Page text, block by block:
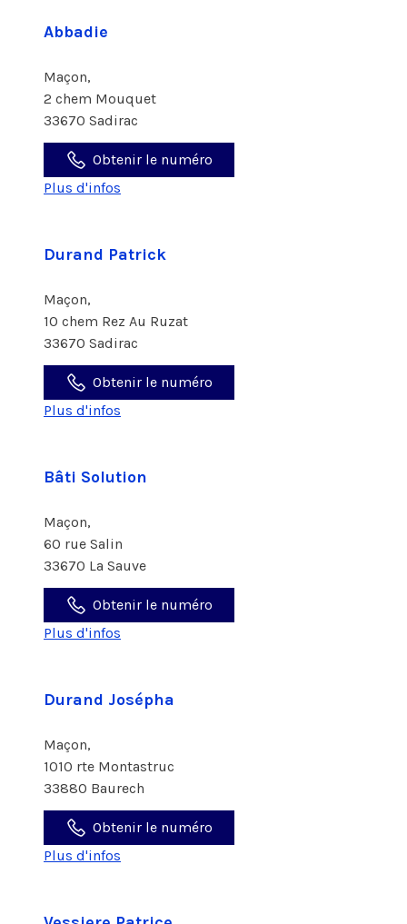
Abbadie
Maçon,
2 chem Mouquet
33670 Sadirac
Obtenir le numéro
Plus d'infos
Durand Patrick
Maçon,
10 chem Rez Au Ruzat
33670 Sadirac
Obtenir le numéro
Plus d'infos
Bâti Solution
Maçon,
60 rue Salin
33670 La Sauve
Obtenir le numéro
Plus d'infos
Durand Josépha
Maçon,
1010 rte Montastruc
33880 Baurech
Obtenir le numéro
Plus d'infos